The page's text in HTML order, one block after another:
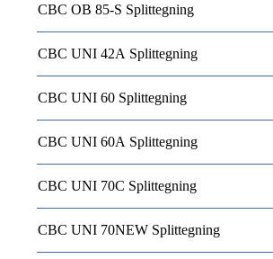
CBC OB 85-S Splittegning
CBC UNI 42A Splittegning
CBC UNI 60 Splittegning
CBC UNI 60A Splittegning
CBC UNI 70C Splittegning
CBC UNI 70NEW Splittegning